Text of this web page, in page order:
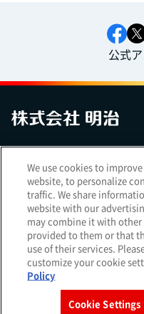
公式
アクセシビリティへの対応
Cookie Settings
明治ホールディングス株式
Meiji Seika ファルマ株式会社
Copyright Meiji Co., Ltd. All Rights Reserved.
We use cookies to
website, to personalize
traffic. We share
website with our
may combine it with
provided to them or that
use of their services.
customize your cookie
Policy
Cookie Settings